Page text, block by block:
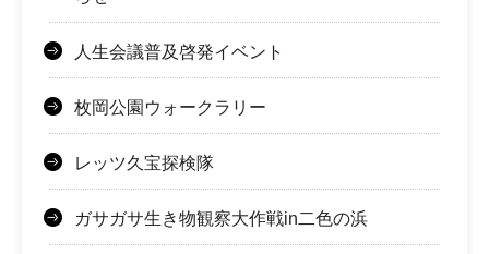
人生会議普及啓発イベント
枚岡公園ウォークラリー
レッツ久宝探検隊
ガサガサ生き物観察大作戦in二色の浜